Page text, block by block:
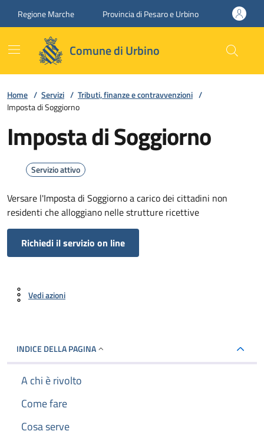
Regione Marche Provincia di Pesaro e Urbino
Comune di Urbino
Home / Servizi / Tributi, finanze e contravvenzioni /
Imposta di Soggiorno
Imposta di Soggiorno
Servizio attivo
Versare l'Imposta di Soggiorno a carico dei cittadini non
residenti che alloggiano nelle strutture ricettive
Richiedi il servizio on line
Vedi azioni
INDICE DELLA PAGINA
A chi è rivolto
Come fare
Cosa serve